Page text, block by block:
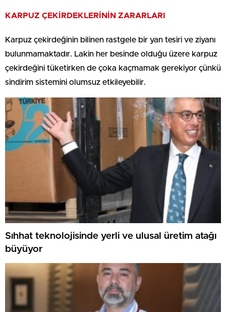
KARPUZ ÇEKİRDEKLERİNİN ZARARLARI
Karpuz çekirdeğinin bilinen rastgele bir yan tesiri ve ziyanı
bulunmamaktadır. Lakin her besinde olduğu üzere karpuz
çekirdeğini tüketirken de çoka kaçmamak gerekiyor çünkü
sindirim sistemini olumsuz etkileyebilir.
Sıhhat teknolojisinde yerli ve ulusal üretim atağı
büyüyor